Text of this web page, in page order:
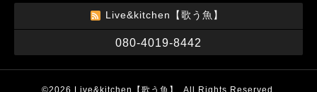
Live&kitchen【歌う魚】
080-4019-8442
©2026 Live&kitchen【歌う魚】 . All Rights Reserved.